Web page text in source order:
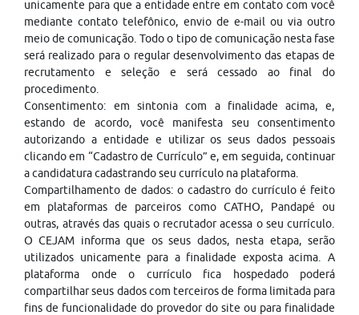
unicamente para que a entidade entre em contato com você
mediante contato telefônico, envio de e-mail ou via outro
meio de comunicação. Todo o tipo de comunicação nesta fase
será realizado para o regular desenvolvimento das etapas de
recrutamento e seleção e será cessado ao final do
procedimento.
Consentimento: em sintonia com a finalidade acima, e,
estando de acordo, você manifesta seu consentimento
autorizando a entidade e utilizar os seus dados pessoais
clicando em “Cadastro de Currículo” e, em seguida, continuar
a candidatura cadastrando seu currículo na plataforma.
Compartilhamento de dados: o cadastro do currículo é feito
em plataformas de parceiros como CATHO, Pandapé ou
outras, através das quais o recrutador acessa o seu currículo.
O CEJAM informa que os seus dados, nesta etapa, serão
utilizados unicamente para a finalidade exposta acima. A
plataforma onde o currículo fica hospedado poderá
compartilhar seus dados com terceiros de forma limitada para
fins de funcionalidade do provedor do site ou para finalidade